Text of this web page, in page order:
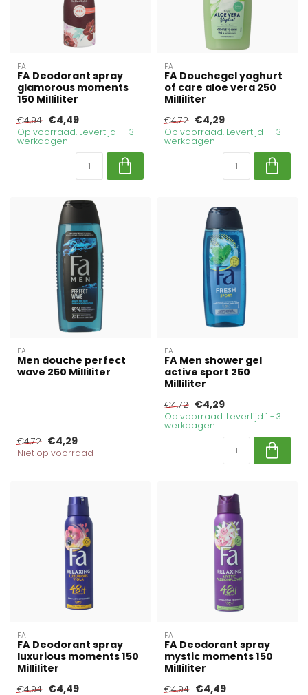
FA
FA Deodorant spray
glamorous moments
150 Milliliter
€4,94 €4,49
Op voorraad. Levertijd 1 - 3
werkdagen
FA
FA Douchegel yoghurt
of care aloe vera 250
Milliliter
€4,72 €4,29
Op voorraad. Levertijd 1 - 3
werkdagen
FA
Men douche perfect
wave 250 Milliliter
€4,72 €4,29
Niet op voorraad
FA
FA Men shower gel
active sport 250
Milliliter
€4,72 €4,29
Op voorraad. Levertijd 1 - 3
werkdagen
FA
FA Deodorant spray
luxurious moments 150
Milliliter
€4,94 €4,49
FA
FA Deodorant spray
mystic moments 150
Milliliter
€4,94 €4,49